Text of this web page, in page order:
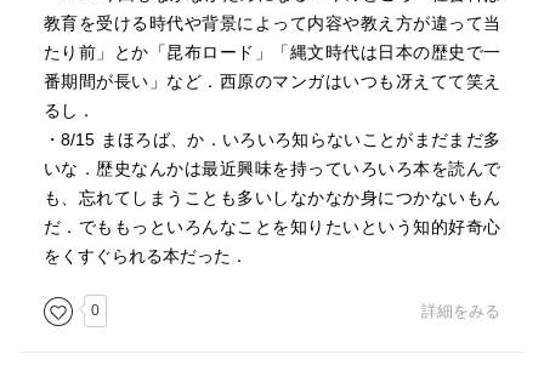
教育を受ける時代や背景によって内容や教え方が違って当
たり前」とか「昆布ロード」「縄文時代は日本の歴史で一
番期間が長い」など．西原のマンガはいつも冴えてて笑え
るし．
・8/15 まほろば、か．いろいろ知らないことがまだまだ多
いな．歴史なんかは最近興味を持っていろいろ本を読んで
も、忘れてしまうことも多いしなかなか身につかないもん
だ．でももっといろんなことを知りたいという知的好奇心
をくすぐられる本だった．
0 詳細をみる